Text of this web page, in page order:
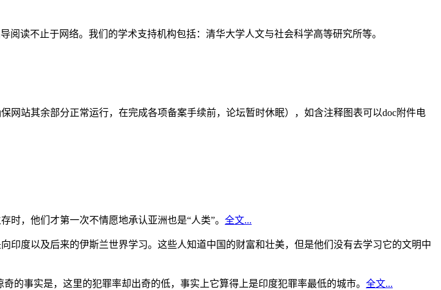
阅读不止于网络。我们的学术支持机构包括：清华大学人文与社会科学高等研究所等。
网站其余部分正常运行，在完成各项备案手续前，论坛暂时休眠），如含注释图表可以doc附件电
，他们才第一次不情愿地承认亚洲也是“人类”。 全文...
印度以及后来的伊斯兰世界学习。这些人知道中国的财富和壮美，但是他们没有去学习它的文明中
的事实是，这里的犯罪率却出奇的低，事实上它算得上是印度犯罪率最低的城市。 全文...